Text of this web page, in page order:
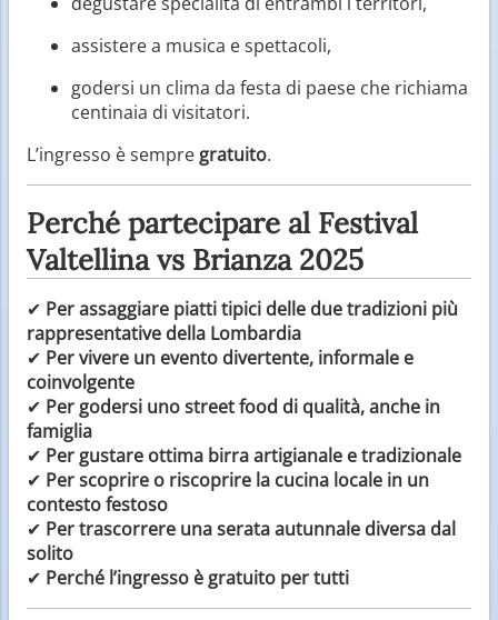
assistere a musica e spettacoli,
godersi un clima da festa di paese che richiama
centinaia di visitatori.
L’ingresso è sempre gratuito.
Perché partecipare al Festival
Valtellina vs Brianza 2025
✔ Per assaggiare piatti tipici delle due tradizioni più
rappresentative della Lombardia
✔ Per vivere un evento divertente, informale e
coinvolgente
✔ Per godersi uno street food di qualità, anche in
famiglia
✔ Per gustare ottima birra artigianale e tradizionale
✔ Per scoprire o riscoprire la cucina locale in un
contesto festoso
✔ Per trascorrere una serata autunnale diversa dal
solito
✔ Perché l’ingresso è gratuito per tutti